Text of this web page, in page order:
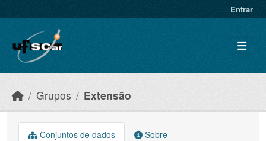
Entrar
Grupos Extensão
Conjuntos de dados Sobre